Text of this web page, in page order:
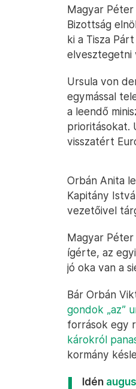
Magyar
Bizottság
ki a Tisza
elvesztegetni
Ursula von
egymással
a leendő
prioritásokat.
visszatért
Orbán Anita
Kapitány
vezetőivel
Magyar Péter
ígérte, az
jó oka van a
Bár Orbán
gondok „az”
források egy
károkról
kormány
Idén